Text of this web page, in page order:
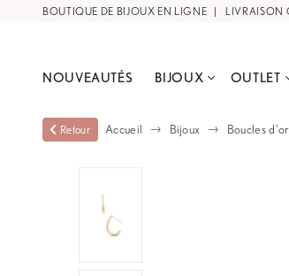
BOUTIQUE DE BIJOUX EN LIGNE | LIVRAISON
NOUVEAUTÉS BIJOUX OUTLET
Retour Accueil Bijoux Boucles